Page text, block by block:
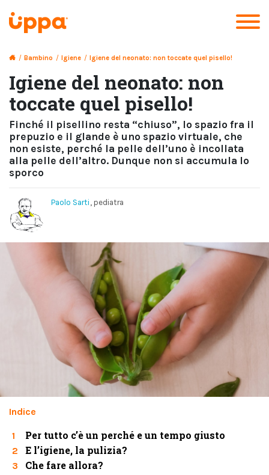
/ Bambino / Igiene / Igiene del neonato: non toccate quel pisello!
Igiene del neonato: non
toccate quel pisello!
Finché il pisellino resta “chiuso”, lo spazio fra il
prepuzio e il glande è uno spazio virtuale, che
non esiste, perché la pelle dell’uno è incollata
alla pelle dell’altro. Dunque non si accumula lo
sporco
Paolo Sarti , pediatra
Indice
1 Per tutto c’è un perché e un tempo giusto
2 E l’igiene, la pulizia?
3 Che fare allora?